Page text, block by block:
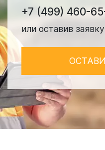
+7 (499) 460-
или оставив